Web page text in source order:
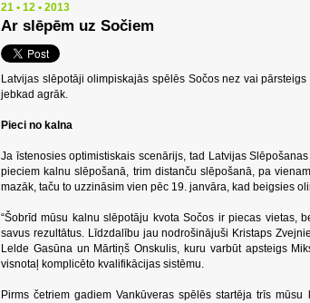
21 • 12 • 2013
Ar slēpēm uz Sočiem
Latvijas slēpotāji olimpiskajās spēlēs Sočos nez vai
jebkad agrāk.
Pieci no kalna
Ja īstenosies optimistiskais scenārijs, tad Latvijas
pieciem kalnu slēpošanā, trim distanču slēpošanā, pa
mazāk, taču to uzzināsim vien pēc 19. janvāra, kad beigsies
“Šobrīd mūsu kalnu slēpotāju kvota Sočos ir piecas vietas,
savus rezultātus. Līdzdalību jau nodrošinājuši Kristaps
Lelde Gasūna un Mārtiņš Onskulis, kuru varbūt apsteigs
visnotaļ komplicēto kvalifikācijas sistēmu.
Pirms četriem gadiem Vankūveras spēlēs startēja trīs